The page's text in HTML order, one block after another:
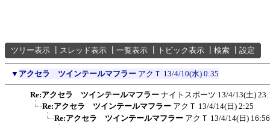
ツリー表示 スレッド表示 一覧表示 トピック表示 検索 設定
▼ アクセラ ツインテールマフラー アクＴ 13/4/10(水) 0:35
Re:アクセラ ツインテールマフラー ナイトスポーツ 13/4/13(土)
Re:アクセラ ツインテールマフラー アクＴ 13/4/14(日) 2:25
Re:アクセラ ツインテールマフラー アクＴ 13/4/14(日) 16:56